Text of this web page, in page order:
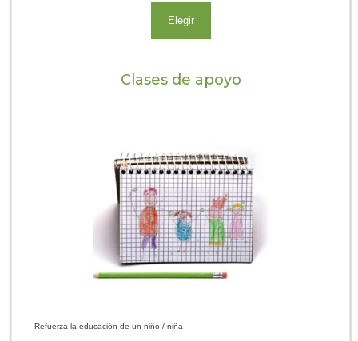
Elegir
Clases de apoyo
Refuerza la educación de un niño / niña